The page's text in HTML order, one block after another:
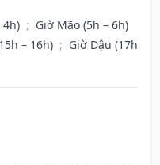
4h) ; Giờ Mão (5h – 6h)
– 16h) ; Giờ Dậu (17h